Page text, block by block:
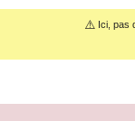
⚠️ Ici, pas